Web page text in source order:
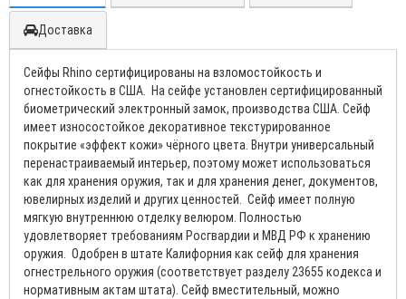
Доставка
Сейфы Rhino сертифицированы на взломостойкость и
огнестойкость в США. На сейфе установлен сертифицированный
биометрический электронный замок, производства США. Сейф
имеет износостойкое декоративное текстурированное
покрытие «эффект кожи» чёрного цвета. Внутри универсальный
перенастраиваемый интерьер, поэтому может использоваться
как для хранения оружия, так и для хранения денег, документов,
ювелирных изделий и других ценностей. Сейф имеет полную
мягкую внутреннюю отделку велюром. Полностью
удовлетворяет требованиям Росгвардии и МВД РФ к хранению
оружия. Одобрен в штате Калифорния как сейф для хранения
огнестрельного оружия (соответствует разделу 23655 кодекса и
нормативным актам штата). Сейф вместительный, можно